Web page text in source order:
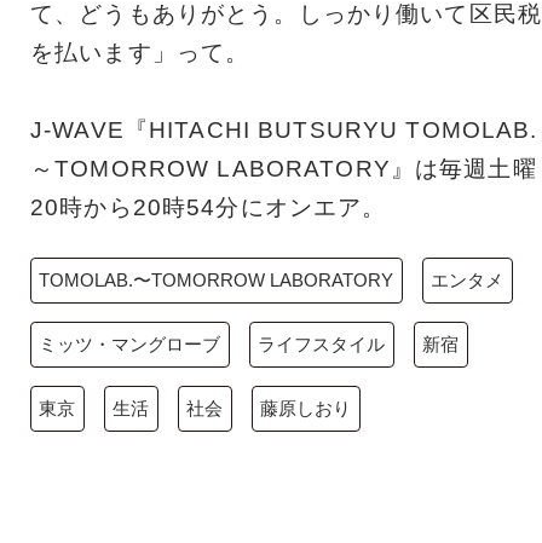
て、どうもありがとう。しっかり働いて区民税
を払います」って。
J-WAVE『HITACHI BUTSURYU TOMOLAB.
～TOMORROW LABORATORY』は毎週土曜
20時から20時54分にオンエア。
TOMOLAB.〜TOMORROW LABORATORY エンタメ
ミッツ・マングローブ ライフスタイル 新宿
東京 生活 社会 藤原しおり